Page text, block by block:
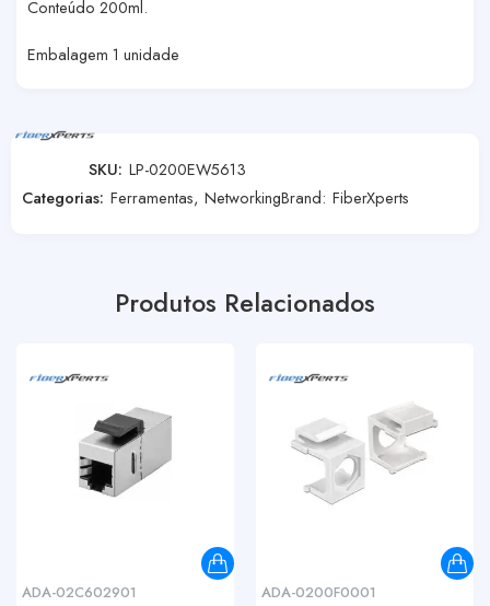
Conteúdo 200ml.
Embalagem 1 unidade
SKU: LP-0200EW5613
Categorias: Ferramentas, NetworkingBrand: FiberXperts
Produtos Relacionados
ADA-02C602901 ADA-0200F0001